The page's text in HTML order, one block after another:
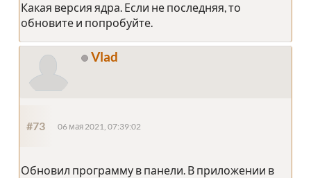
Какая версия ядра. Если не последняя, то
обновите и попробуйте.
Vlad
#73 06 мая 2021, 07:39:02
Обновил программу в панели. В приложении в